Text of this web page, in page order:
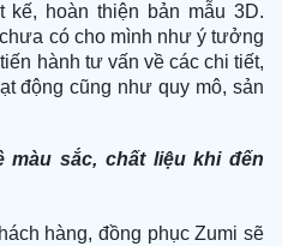
kế, hoàn thiện bản mẫu 3D.
có cho mình như ý tưởng
hành tư vấn về các chi tiết,
động cũng như quy mô, sản
sắc, chất liệu khi đến
hàng, đồng phục Zumi sẽ